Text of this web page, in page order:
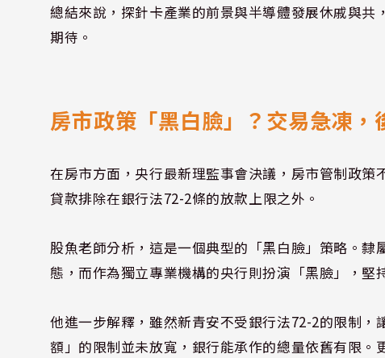
總結來說，探針卡產業的前景與半導體發展休戚與
期待。
房市政策「黑白臉」？交易急凍，
在房市方面，央行最新理監事會決議，房市管制政策
貸款排除在銀行法72-2條的放款上限之外。
股魚老師分析，這是一個典型的「黑白臉」策略。
態，而作為獨立專業機構的央行則扮演「黑臉」，堅
他進一步解釋，雖然新青安不受銀行法72-2的限制
額」的限制並未放寬，銀行能承作的總量依舊有限